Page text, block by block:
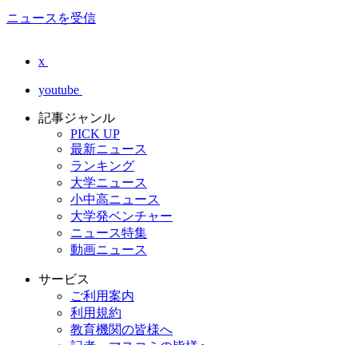
ニュースを受信
x
youtube
記事ジャンル
PICK UP
最新ニュース
ランキング
大学ニュース
小中高ニュース
大学発ベンチャー
ニュース特集
動画ニュース
サービス
ご利用案内
利用規約
教育機関の皆様へ